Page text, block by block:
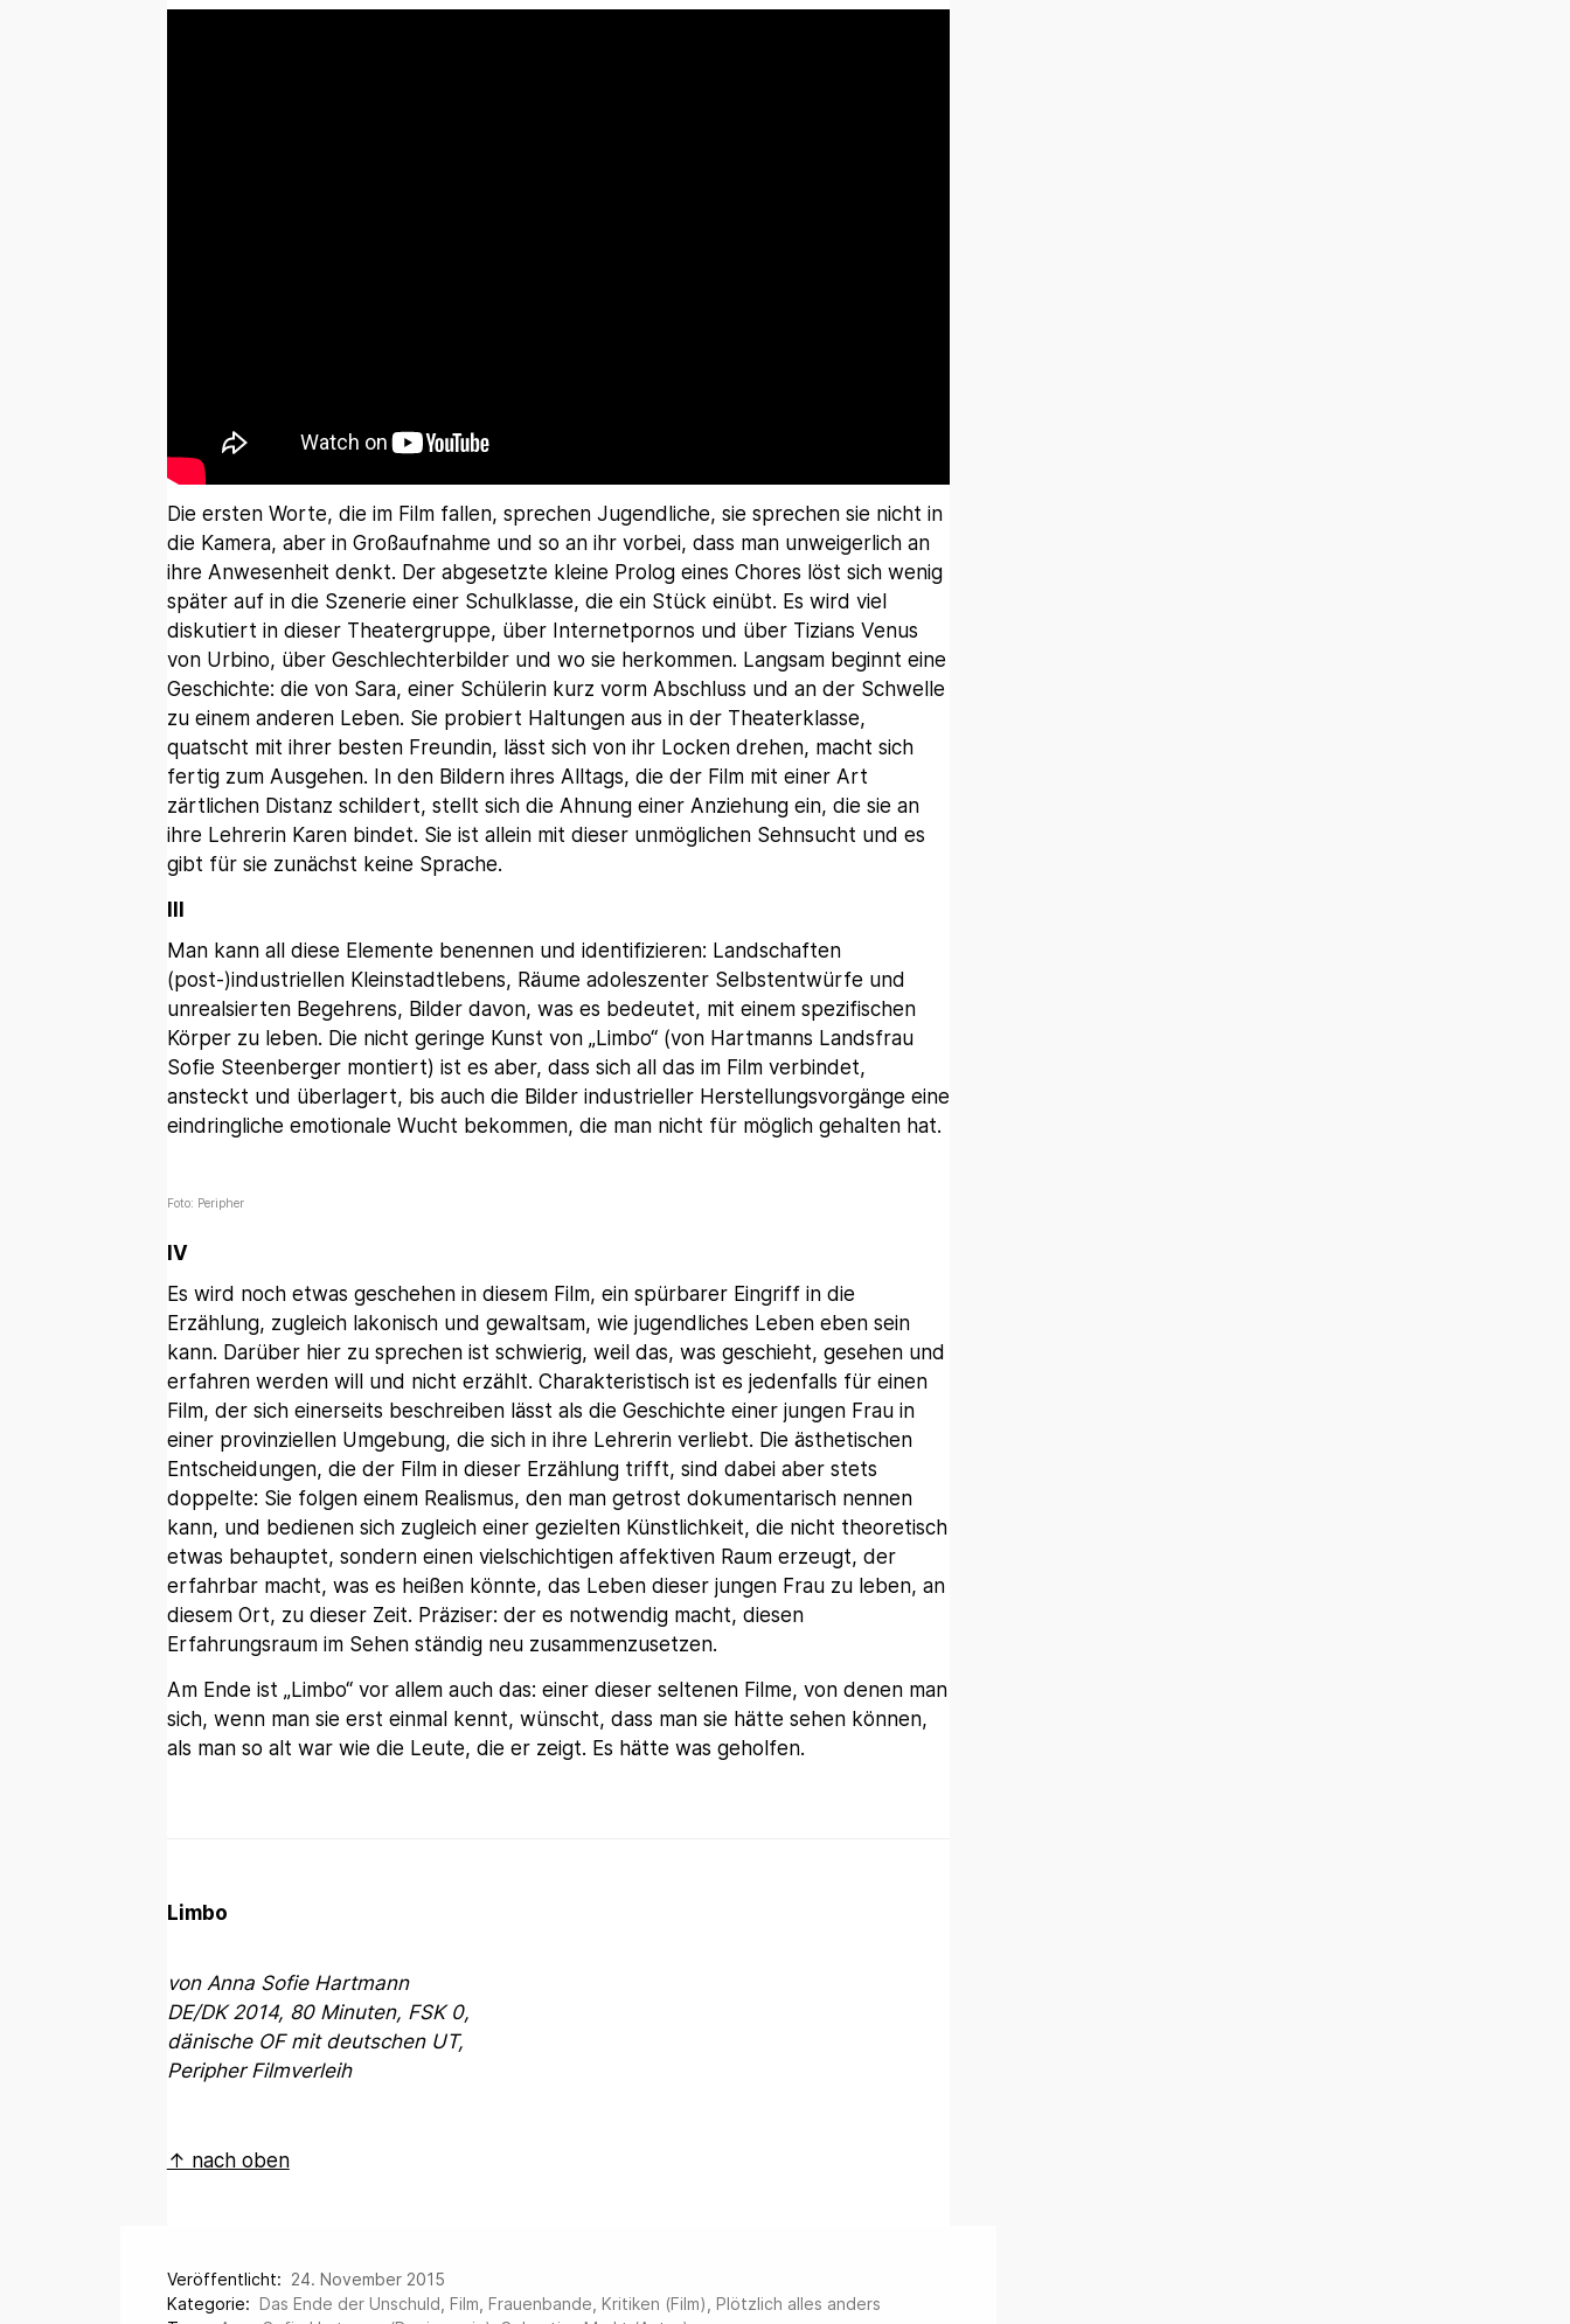
Die ersten Worte, die im Film fallen, sprechen Jugendliche, sie sprechen sie nicht in
die Kamera, aber in Großaufnahme und so an ihr vorbei, dass man unweigerlich an
ihre Anwesenheit denkt. Der abgesetzte kleine Prolog eines Chores löst sich wenig
später auf in die Szenerie einer Schulklasse, die ein Stück einübt. Es wird viel
diskutiert in dieser Theatergruppe, über Internetpornos und über Tizians Venus
von Urbino, über Geschlechterbilder und wo sie herkommen. Langsam beginnt eine
Geschichte: die von Sara, einer Schülerin kurz vorm Abschluss und an der Schwelle
zu einem anderen Leben. Sie probiert Haltungen aus in der Theaterklasse,
quatscht mit ihrer besten Freundin, lässt sich von ihr Locken drehen, macht sich
fertig zum Ausgehen. In den Bildern ihres Alltags, die der Film mit einer Art
zärtlichen Distanz schildert, stellt sich die Ahnung einer Anziehung ein, die sie an
ihre Lehrerin Karen bindet. Sie ist allein mit dieser unmöglichen Sehnsucht und es
gibt für sie zunächst keine Sprache.
III
Man kann all diese Elemente benennen und identifizieren: Landschaften
(post-)industriellen Kleinstadtlebens, Räume adoleszenter Selbstentwürfe und
unrealsierten Begehrens, Bilder davon, was es bedeutet, mit einem spezifischen
Körper zu leben. Die nicht geringe Kunst von „Limbo“ (von Hartmanns Landsfrau
Sofie Steenberger montiert) ist es aber, dass sich all das im Film verbindet,
ansteckt und überlagert, bis auch die Bilder industrieller Herstellungsvorgänge eine
eindringliche emotionale Wucht bekommen, die man nicht für möglich gehalten hat.
Foto: Peripher
IV
Es wird noch etwas geschehen in diesem Film, ein spürbarer Eingriff in die
Erzählung, zugleich lakonisch und gewaltsam, wie jugendliches Leben eben sein
kann. Darüber hier zu sprechen ist schwierig, weil das, was geschieht, gesehen und
erfahren werden will und nicht erzählt. Charakteristisch ist es jedenfalls für einen
Film, der sich einerseits beschreiben lässt als die Geschichte einer jungen Frau in
einer provinziellen Umgebung, die sich in ihre Lehrerin verliebt. Die ästhetischen
Entscheidungen, die der Film in dieser Erzählung trifft, sind dabei aber stets
doppelte: Sie folgen einem Realismus, den man getrost dokumentarisch nennen
kann, und bedienen sich zugleich einer gezielten Künstlichkeit, die nicht theoretisch
etwas behauptet, sondern einen vielschichtigen affektiven Raum erzeugt, der
erfahrbar macht, was es heißen könnte, das Leben dieser jungen Frau zu leben, an
diesem Ort, zu dieser Zeit. Präziser: der es notwendig macht, diesen
Erfahrungsraum im Sehen ständig neu zusammenzusetzen.
Am Ende ist „Limbo“ vor allem auch das: einer dieser seltenen Filme, von denen man
sich, wenn man sie erst einmal kennt, wünscht, dass man sie hätte sehen können,
als man so alt war wie die Leute, die er zeigt. Es hätte was geholfen.
Limbo
von Anna Sofie Hartmann
DE/DK 2014, 80 Minuten, FSK 0,
dänische OF mit deutschen UT,
Peripher Filmverleih
↑ nach oben
Veröffentlicht: 24. November 2015
Kategorie:
Das Ende der Unschuld, Film, Frauenbande, Kritiken (Film), Plötzlich alles anders